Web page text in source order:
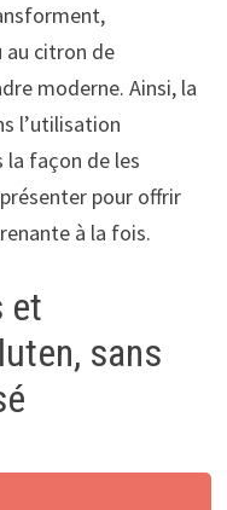
au citron de
moderne. Ainsi, la
l’utilisation
la façon de les
pour offrir
à la fois.
et
sans